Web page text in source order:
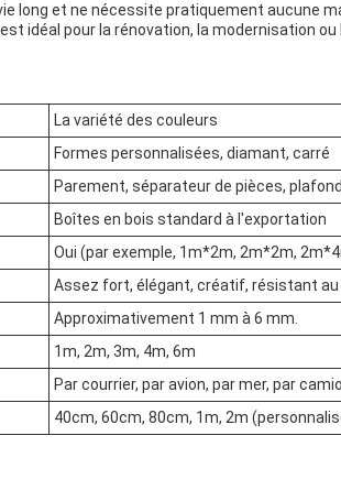
long et ne nécessite pratiquement aucune
idéal pour la rénovation, la modernisation
La variété des couleurs
Formes personnalisées, diamant, carré
Parement, séparateur de pièces,
Boîtes en bois standard à l'exportation
Oui (par exemple, 1m*2m, 2m*2m,
Assez fort, élégant, créatif, résistant au
Approximativement 1 mm à 6 mm.
1m, 2m, 3m, 4m, 6m
Par courrier, par avion, par mer, par
40cm, 60cm, 80cm, 1m, 2m